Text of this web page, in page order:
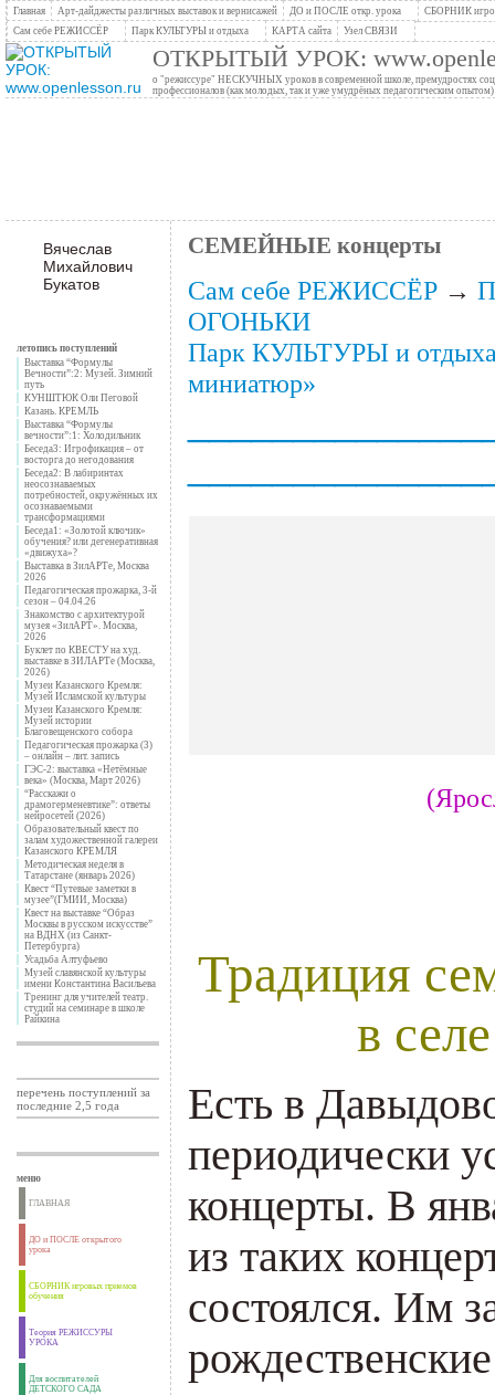
Главная Арт-дайджесты различных выставок и вернисажей ДО и ПОСЛЕ откр. урока
СБОРНИК
Сам себе РЕЖИССЁР
Парк КУЛЬТУРЫ и отдыха КАРТА сайта Узел СВЯЗИ
ОТКРЫТЫЙ УРОК:
о "режиссуре" НЕСКУЧНЫХ уроков в современной школе, премудростях
профессионалов (как молодых, так и уже умудрёных педагогическим опытом)
Вячеслав
Михайлович
Букатов
летопись поступлений
Выставка “Формулы
Вечности”:2: Музей. Зимний
путь
КУНШТЮК Оли Пеговой
Казань. КРЕМЛЬ
Выставка “Формулы
вечности”:1: Холодильник
Беседа3: Игрофикация – от
восторга до негодования
Беседа2: В лабиринтах
неосознаваемых
потребностей, окружённых их
осознаваемыми
трансформациями
Беседа1: «Золотой ключик»
обучения? или дегенеративная
«движуха»?
Выставка в ЗилАРТе, Москва
2026
Педагогическая прожарка, 3-й
сезон – 04.04.26
Знакомство с архитектурой
музея «ЗилАРТ». Москва,
2026
Буклет по КВЕСТУ на худ.
выставке в ЗИЛАРТе (Москва,
2026)
Музеи Казанского Кремля:
Музей Исламской культуры
Музеи Казанского Кремля:
Музей истории
Благовещенского собора
Педагогическая прожарка (3)
– онлайн – лит. запись
ГЭС-2: выставка «Нетёмные
века» (Москва, Март 2026)
“Расскажи о
драмогерменевтике”: ответы
нейросетей (2026)
Образовательный квест по
залам художественной галереи
Казанского КРЕМЛЯ
Методическая неделя в
Татарстане (январь 2026)
Квест “Путевые заметки в
музее”(ГМИИ, Москва)
Квест на выставке “Образ
Москвы в русском искусстве”
на ВДНХ (из Санкт-
Петербурга)
Усадьба Алтуфьево
Музей славянской культуры
имени Константина Васильева
Тренинг для учителей театр.
студий на семинаре в школе
Райкина
перечень поступлений за
последние 2,5 года
меню
ГЛАВНАЯ
ДО и ПОСЛЕ открытого
урока
СБОРНИК игровых приемов
обучения
Теория РЕЖИССУРЫ
УРОКА
Для воспитателей
ДЕТСКОГО САДА
СЕМЕЙНЫЕ концерты
Сам себе РЕЖИССЁР→
ОГОНЬКИ
Парк КУЛЬТУРЫ и
миниатюр»
Традиция
в
Есть в
периодически
концерты. В
из таких
состоялся. Им